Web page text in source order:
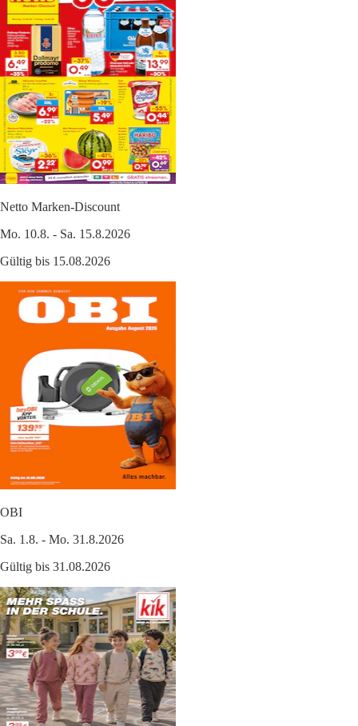
Netto Marken-Discount
Mo. 10.8. - Sa. 15.8.2026
Gültig bis 15.08.2026
OBI
Sa. 1.8. - Mo. 31.8.2026
Gültig bis 31.08.2026